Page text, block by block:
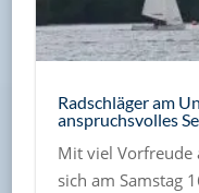
Radschläger am
anspruchsvolles
Mit viel Vorfreude
sich am Samstag